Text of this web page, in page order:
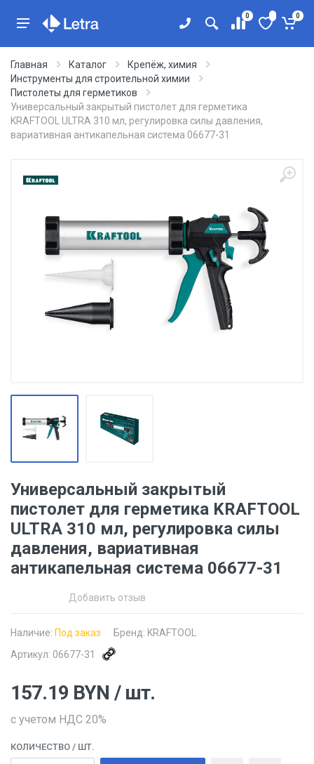
0 0
Главная Каталог
Крепёж, химия
Инструменты для строительной химии
Пистолеты для герметиков
Универсальный закрытый пистолет для герметика
KRAFTOOL ULTRA 310 мл, регулировка силы давления,
вариативная антикапельная система 06677-31
Универсальный закрытый
пистолет для герметика KRAFTOOL
ULTRA 310 мл, регулировка силы
давления, вариативная
антикапельная система 06677-31
Добавить отзыв
Наличие: Под заказ Бренд: KRAFTOOL
Артикул: 06677-31
157.19 BYN / шт.
с учетом НДС 20%
КОЛИЧЕСТВО / ШТ.